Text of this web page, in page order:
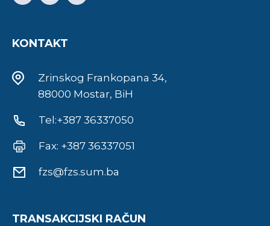
KONTAKT
Zrinskog Frankopana 34,
88000 Mostar, BiH
Tel:+387 36337050
Fax: +387 36337051
fzs@fzs.sum.ba
TRANSAKCIJSKI RAČUN